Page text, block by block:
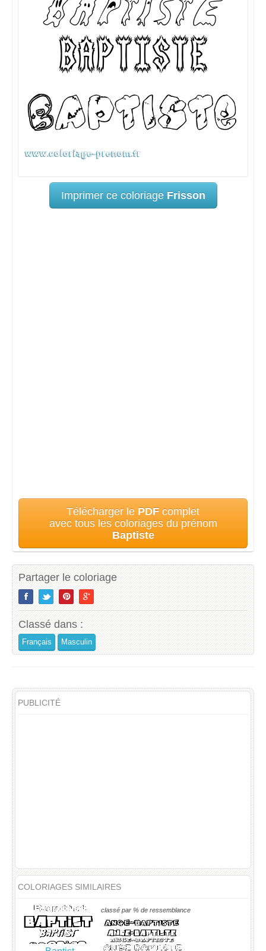
Imprimer ce coloriage Frisson
Télécharger le PDF complet
avec tous les coloriages du prénom
Baptiste
Partager le coloriage
Classé dans :
Français Masculin
PUBLICITÉ
COLORIAGES SIMILAIRES
classé par % de ressemblance